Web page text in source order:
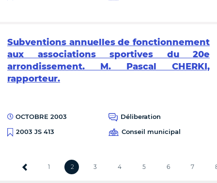
Subventions annuelles de fonctionnement
aux associations sportives du 20e
arrondissement. M. Pascal CHERKI,
rapporteur.
OCTOBRE 2003
Déliberation
2003 JS 413
Conseil municipal
1 2 3 4 5 6 7